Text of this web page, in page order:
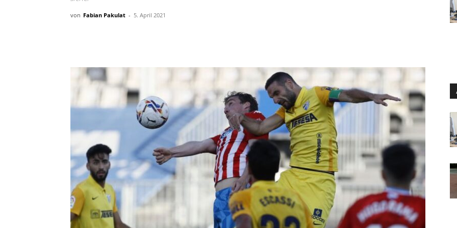
von Fabian Pakulat - 5. April 2021